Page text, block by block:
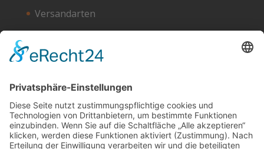
Versandarten
Zahlungsarten